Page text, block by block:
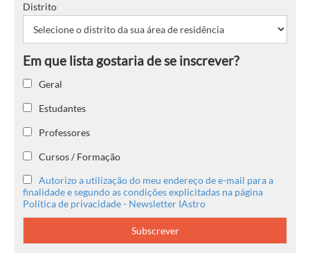
Distrito
Geral
Estudantes
Professores
Cursos / Formação
Autorizo a utilização do meu endereço de e-mail para a
finalidade e segundo as condições explicitadas na página
Política de privacidade - Newsletter IAstro